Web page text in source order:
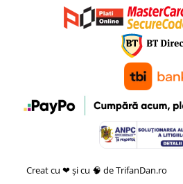
Creat cu ❤ și cu 🧠 de TrifanDan.ro